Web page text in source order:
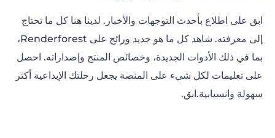
ابق على اطلاع بأحدث التوجهات والأخبار. لدينا هنا كل ما تحتاج
إلى معرفته. شاهد كل ما هو جديد ورائج على Renderforest،
بما في ذلك الأدوات الجديدة، وخصائص المنتج وإصداراته. احصل
على تعليمات لكل شيء على المنصة يجعل رحلتك الإبداعية أكثر
سهولة وانسيابية.ابق.